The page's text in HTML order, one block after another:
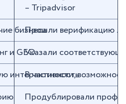
– Tripadvisor
бизнеса
Прошли верификацию
и GEOУказали
интерактивность
В частности,
Продублировали